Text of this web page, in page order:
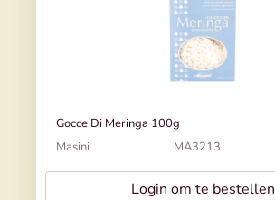
Gocce Di Meringa 100g
Masini
MA3213
Login om te bestellen